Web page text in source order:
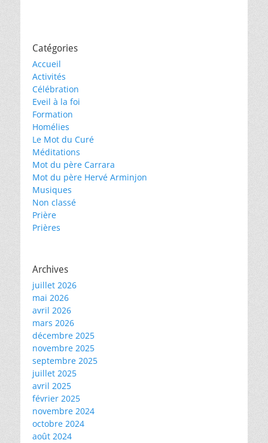
Catégories
Accueil
Activités
Célébration
Eveil à la foi
Formation
Homélies
Le Mot du Curé
Méditations
Mot du père Carrara
Mot du père Hervé Arminjon
Musiques
Non classé
Prière
Prières
Archives
juillet 2026
mai 2026
avril 2026
mars 2026
décembre 2025
novembre 2025
septembre 2025
juillet 2025
avril 2025
février 2025
novembre 2024
octobre 2024
août 2024